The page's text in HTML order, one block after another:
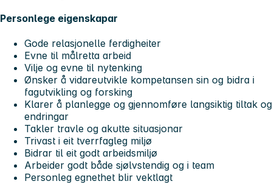
Personlege eigenskapar
Gode relasjonelle ferdigheiter
Evne til målretta arbeid
Vilje og evne til nytenking
Ønsker å vidareutvikle kompetansen sin og bidra i
fagutvikling og forsking
Klarer å planlegge og gjennomføre langsiktig tiltak og
endringar
Takler travle og akutte situasjonar
Trivast i eit tverrfagleg miljø
Bidrar til eit godt arbeidsmiljø
Arbeider godt både sjølvstendig og i team
Personleg egnethet blir vektlagt